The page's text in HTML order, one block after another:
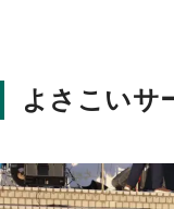
よさこいサ